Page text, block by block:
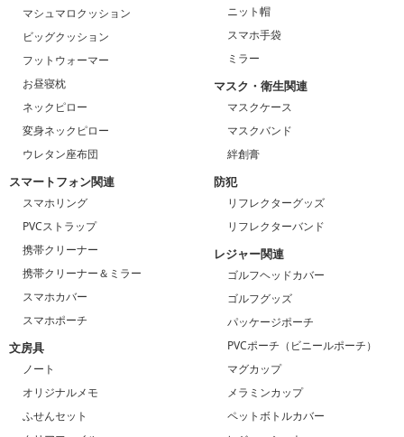
マシュマロクッション
ビッグクッション
フットウォーマー
お昼寝枕
ネックピロー
変身ネックピロー
ウレタン座布団
スマートフォン関連
スマホリング
PVCストラップ
携帯クリーナー
携帯クリーナー＆ミラー
スマホカバー
スマホポーチ
文房具
ノート
オリジナルメモ
ふせんセット
ニット帽
スマホ手袋
ミラー
マスク・衛生関連
マスクケース
マスクバンド
絆創膏
防犯
リフレクターグッズ
リフレクターバンド
レジャー関連
ゴルフヘッドカバー
ゴルフグッズ
パッケージポーチ
PVCポーチ（ビニールポーチ）
マグカップ
メラミンカップ
ペットボトルカバー